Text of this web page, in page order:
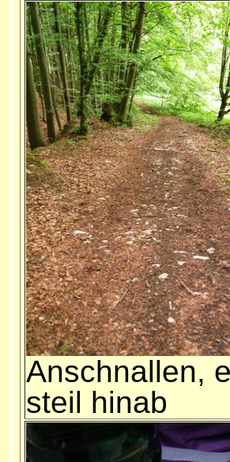
Anschnallen,
steil hinab